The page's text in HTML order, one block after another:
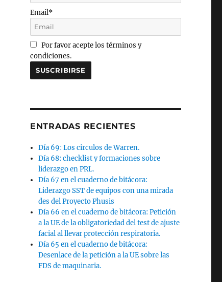
Email*
Por favor acepte los términos y
condiciones.
ENTRADAS RECIENTES
Día 69: Los circulos de Warren.
Día 68: checklist y formaciones sobre
liderazgo en PRL.
Día 67 en el cuaderno de bitácora:
Liderazgo SST de equipos con una mirada
des del Proyecto Phusis
Día 66 en el cuaderno de bitácora: Petición
a la UE de la obligatoriedad del test de ajuste
facial al llevar protección respiratoria.
Día 65 en el cuaderno de bitácora:
Desenlace de la petición a la UE sobre las
FDS de maquinaria.